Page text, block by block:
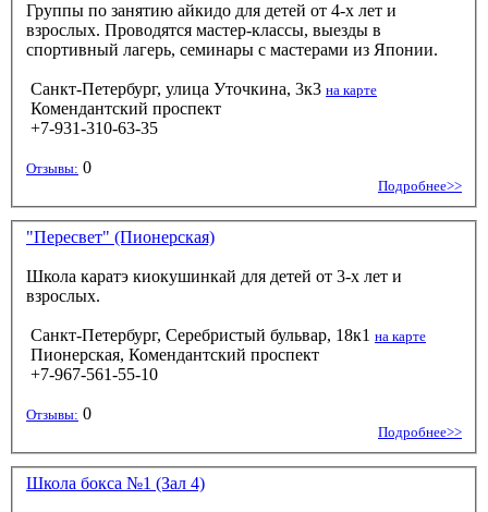
Группы по занятию айкидо для детей от 4-х лет и
взрослых. Проводятся мастер-классы, выезды в
спортивный лагерь, семинары с мастерами из Японии.
Санкт-Петербург, улица Уточкина, 3к3 на карте
Комендантский проспект
+7-931-310-63-35
Отзывы: 0
Подробнее>>
"Пересвет" (Пионерская)
Школа каратэ киокушинкай для детей от 3-х лет и
взрослых.
Санкт-Петербург, Серебристый бульвар, 18к1 на карте
Пионерская, Комендантский проспект
+7-967-561-55-10
Отзывы: 0
Подробнее>>
Школа бокса №1 (Зал 4)